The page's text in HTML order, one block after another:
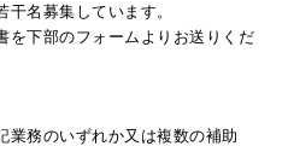
名募集しています。
を下部のフォームよりお送りくだ
業務のいずれか又は複数の補助